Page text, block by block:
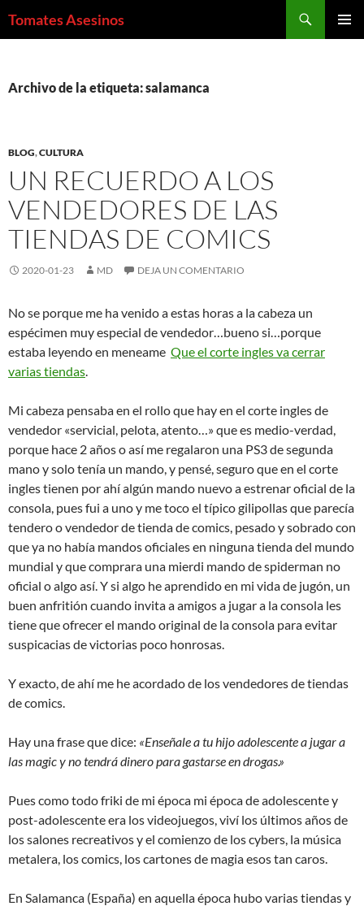
Tomates Asesinos
Archivo de la etiqueta: salamanca
BLOG,CULTURA
UN RECUERDO A LOS
VENDEDORES DE LAS
TIENDAS DE COMICS
2020-01-23 MD DEJA UN COMENTARIO
No se porque me ha venido a estas horas a la cabeza un
espécimen muy especial de vendedor…bueno si…porque
estaba leyendo en meneame Que el corte ingles va cerrar
varias tiendas.
Mi cabeza pensaba en el rollo que hay en el corte ingles de
vendedor «servicial, pelota, atento…» que es medio-verdad,
porque hace 2 años o así me regalaron una PS3 de segunda
mano y solo tenía un mando, y pensé, seguro que en el corte
ingles tienen por ahí algún mando nuevo a estrenar oficial de la
consola, pues fui a uno y me toco el típico gilipollas que parecía
tendero o vendedor de tienda de comics, pesado y sobrado con
que ya no había mandos oficiales en ninguna tienda del mundo
mundial y que comprara una mierdi mando de spiderman no
oficial o algo así. Y si algo he aprendido en mi vida de jugón, un
buen anfritión cuando invita a amigos a jugar a la consola les
tiene que ofrecer el mando original de la consola para evitar
suspicacias de victorias poco honrosas.
Y exacto, de ahí me he acordado de los vendedores de tiendas
de comics.
Hay una frase que dice: «Enseñale a tu hijo adolescente a jugar a
las magic y no tendrá dinero para gastarse en drogas.»
Pues como todo friki de mi época mi época de adolescente y
post-adolescente era los videojuegos, viví los últimos años de
los salones recreativos y el comienzo de los cybers, la música
metalera, los comics, los cartones de magia esos tan caros.
En Salamanca (España) en aquella época hubo varias tiendas y